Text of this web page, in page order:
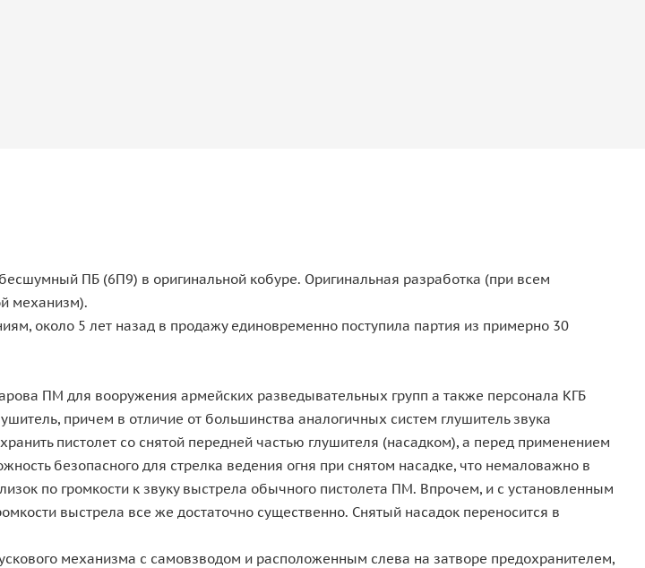
ПБ (6П9) в оригинальной кобуре. Оригинальная разработка (при всем
механизм).
около 5 лет назад в продажу единовременно поступила партия из примерно 30
ПМ для вооружения армейских разведывательных групп а также персонала КГБ
причем в отличие от большинства аналогичных систем глушитель звука
пистолет со снятой передней частью глушителя (насадком), а перед применением
безопасного для стрелка ведения огня при снятом насадке, что немаловажно в
по громкости к звуку выстрела обычного пистолета ПМ. Впрочем, и с установленным
выстрела все же достаточно существенно. Снятый насадок переносится в
механизма с самовзводом и расположенным слева на затворе предохранителем,